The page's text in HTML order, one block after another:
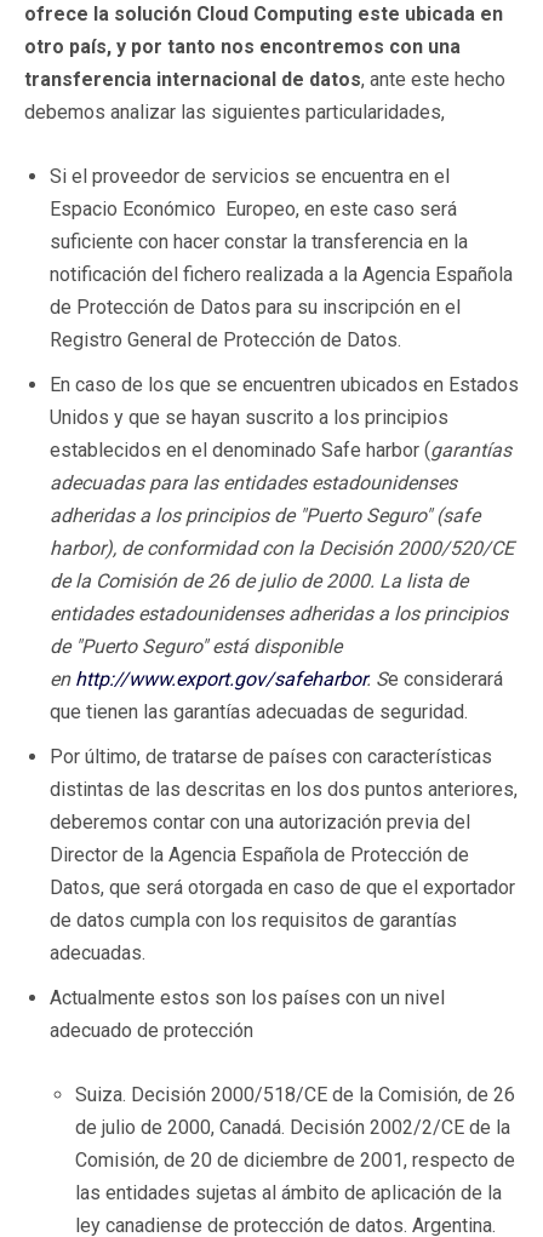
ofrece la solución Cloud Computing este ubicada en
otro país, y por tanto nos encontremos con una
transferencia internacional de datos, ante este hecho
debemos analizar las siguientes particularidades,
Si el proveedor de servicios se encuentra en el
Espacio Económico Europeo, en este caso será
suficiente con hacer constar la transferencia en la
notificación del fichero realizada a la Agencia Española
de Protección de Datos para su inscripción en el
Registro General de Protección de Datos.
En caso de los que se encuentren ubicados en Estados
Unidos y que se hayan suscrito a los principios
establecidos en el denominado Safe harbor (garantías
adecuadas para las entidades estadounidenses
adheridas a los principios de "Puerto Seguro" (safe
harbor), de conformidad con la Decisión 2000/520/CE
de la Comisión de 26 de julio de 2000. La lista de
entidades estadounidenses adheridas a los principios
de "Puerto Seguro" está disponible
en http://www.export.gov/safeharbor. Se considerará
que tienen las garantías adecuadas de seguridad.
Por último, de tratarse de países con características
distintas de las descritas en los dos puntos anteriores,
deberemos contar con una autorización previa del
Director de la Agencia Española de Protección de
Datos, que será otorgada en caso de que el exportador
de datos cumpla con los requisitos de garantías
adecuadas.
Actualmente estos son los países con un nivel
adecuado de protección
Suiza. Decisión 2000/518/CE de la Comisión, de 26
de julio de 2000, Canadá. Decisión 2002/2/CE de la
Comisión, de 20 de diciembre de 2001, respecto de
las entidades sujetas al ámbito de aplicación de la
ley canadiense de protección de datos. Argentina.